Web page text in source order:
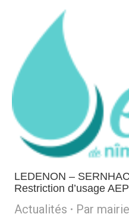
LEDENON –
Restriction d’usage
Actualités Par